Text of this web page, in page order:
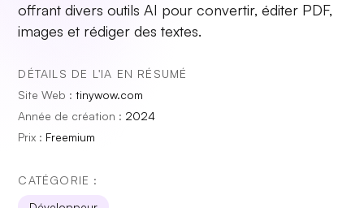
offrant divers outils AI pour convertir, éditer PDF,
images et rédiger des textes.
DÉTAILS DE L'IA EN RÉSUMÉ
Site Web :tinywow.com
Année de création : 2024
Prix : Freemium
CATÉGORIE :